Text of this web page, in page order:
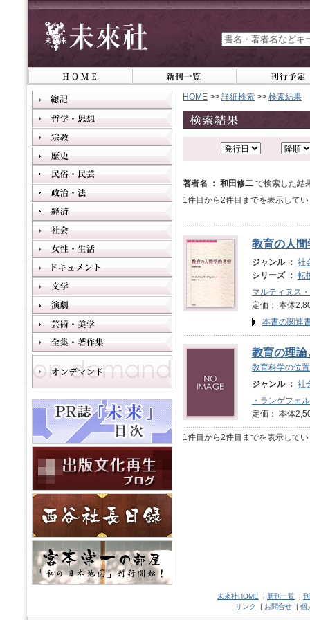
HOME >> 詳細検索 >> 検索結果
著者名 ： 和田修二 で検索した結
1件目から2件目までを表示して
教育の人間
ジャンル ： 社
シリーズ ： 転
マルティヌス
定価： 本体
本書の関連
教育の理論
教育科学の位
ジャンル ： 社
・ランゲフェ
定価： 本体
1件目から2件目までを表示して
未來社HOME | 新刊一覧 |
リンク
| お問合せ | 個